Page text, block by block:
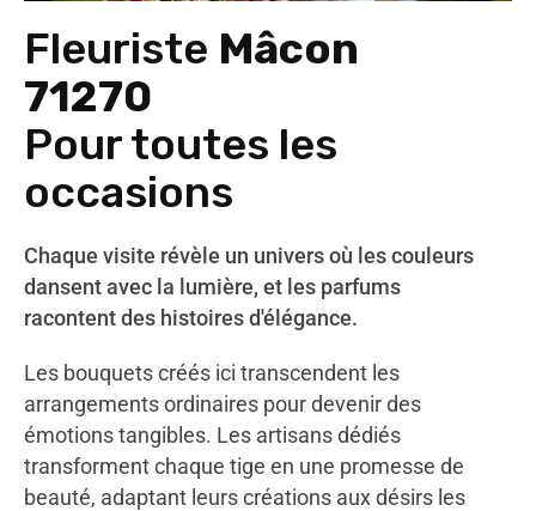
Fleuriste Mâcon
71270
Pour toutes les
occasions
Chaque visite révèle un univers où les couleurs
dansent avec la lumière, et les parfums
racontent des histoires d'élégance.
Les bouquets créés ici transcendent les
arrangements ordinaires pour devenir des
émotions tangibles. Les artisans dédiés
transforment chaque tige en une promesse de
beauté, adaptant leurs créations aux désirs les